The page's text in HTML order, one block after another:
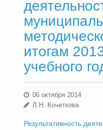
итогам
учебного
06 октября 2014
Л.Н. Кочеткова
Результативность